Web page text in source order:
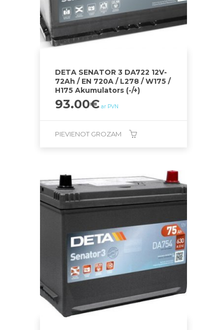
DETA SENATOR 3 DA722 12V-
72Ah / EN 720A / L278 / W175 /
H175 Akumulators (-/+)
93.00€ ar PVN
PIEVIENOT GROZAM